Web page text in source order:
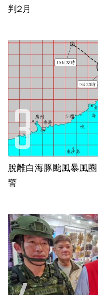
判2月
脫離白海豚颱風暴風
警